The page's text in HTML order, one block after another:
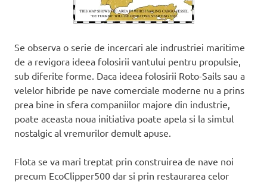
Se observa o serie de incercari ale indrustriei maritime
de a revigora ideea folosirii vantului pentru propulsie,
sub diferite forme. Daca ideea folosirii Roto-Sails sau a
velelor hibride pe nave comerciale moderne nu a prins
prea bine in sfera companiilor majore din industrie,
poate aceasta noua initiativa poate apela si la simtul
nostalgic al vremurilor demult apuse.
Flota se va mari treptat prin construirea de nave noi
precum EcoClipper500 dar si prin restaurarea celor